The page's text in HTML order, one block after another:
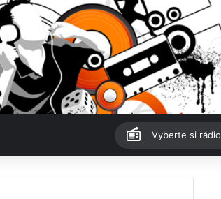
Vyberte si rádio